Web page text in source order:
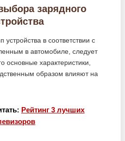
зарядного
в соответствии с
в автомобиле, следует
основные характеристики,
образом влияют на
Рейтинг 3 лучших